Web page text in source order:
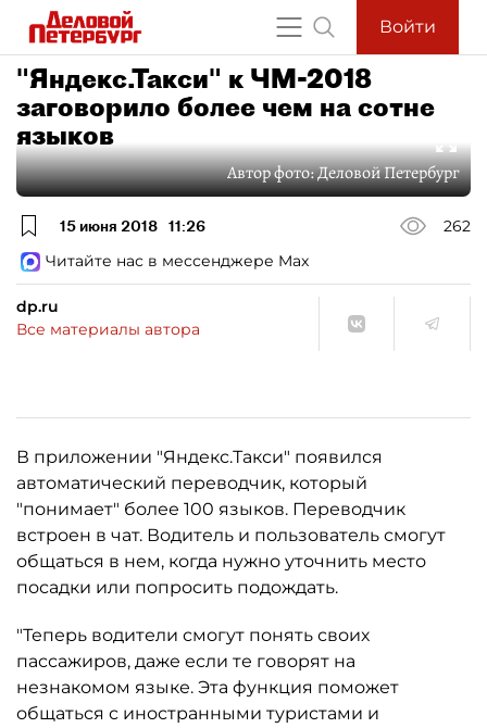
Войти
"Яндекс.Такси" к ЧМ-2018
заговорило более чем на сотне
языков
Автор фото:Деловой Петербург
15 июня 2018 11:26
262
Читайте нас в мессенджере Max
dp.ru
Все материалы автора
В приложении "Яндекс.Такси" появился
автоматический переводчик, который
"понимает" более 100 языков. Переводчик
встроен в чат. Водитель и пользователь смогут
общаться в нем, когда нужно уточнить место
посадки или попросить подождать.
"Теперь водители смогут понять своих
пассажиров, даже если те говорят на
незнакомом языке. Эта функция поможет
общаться с иностранными туристами и